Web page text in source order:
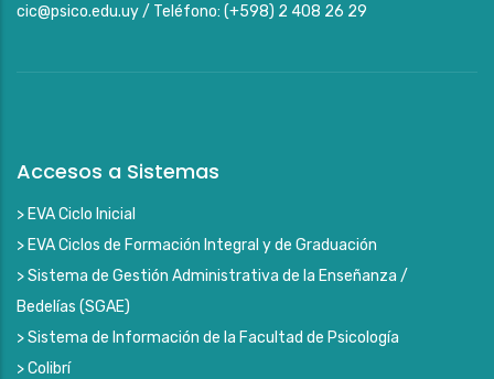
cic@psico.edu.uy / Teléfono: (+598) 2 408 26 29
Accesos a Sistemas
> EVA Ciclo Inicial
> EVA Ciclos de Formación Integral y de Graduación
> Sistema de Gestión Administrativa de la Enseñanza /
Bedelías (SGAE)
> Sistema de Información de la Facultad de Psicología
> Colibrí